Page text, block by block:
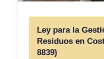
Ley para la
Residuos en
8839)